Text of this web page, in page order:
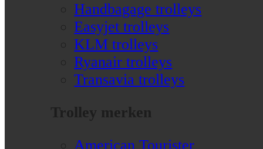
Handbagage trolleys
Easyjet trolleys
KLM trolleys
Ryanair trolleys
Transavia trolleys
Trolley merken
American Tourister